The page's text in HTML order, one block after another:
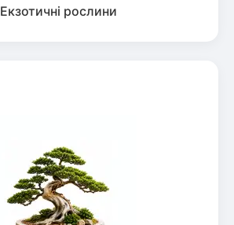
Екзотичні рослини